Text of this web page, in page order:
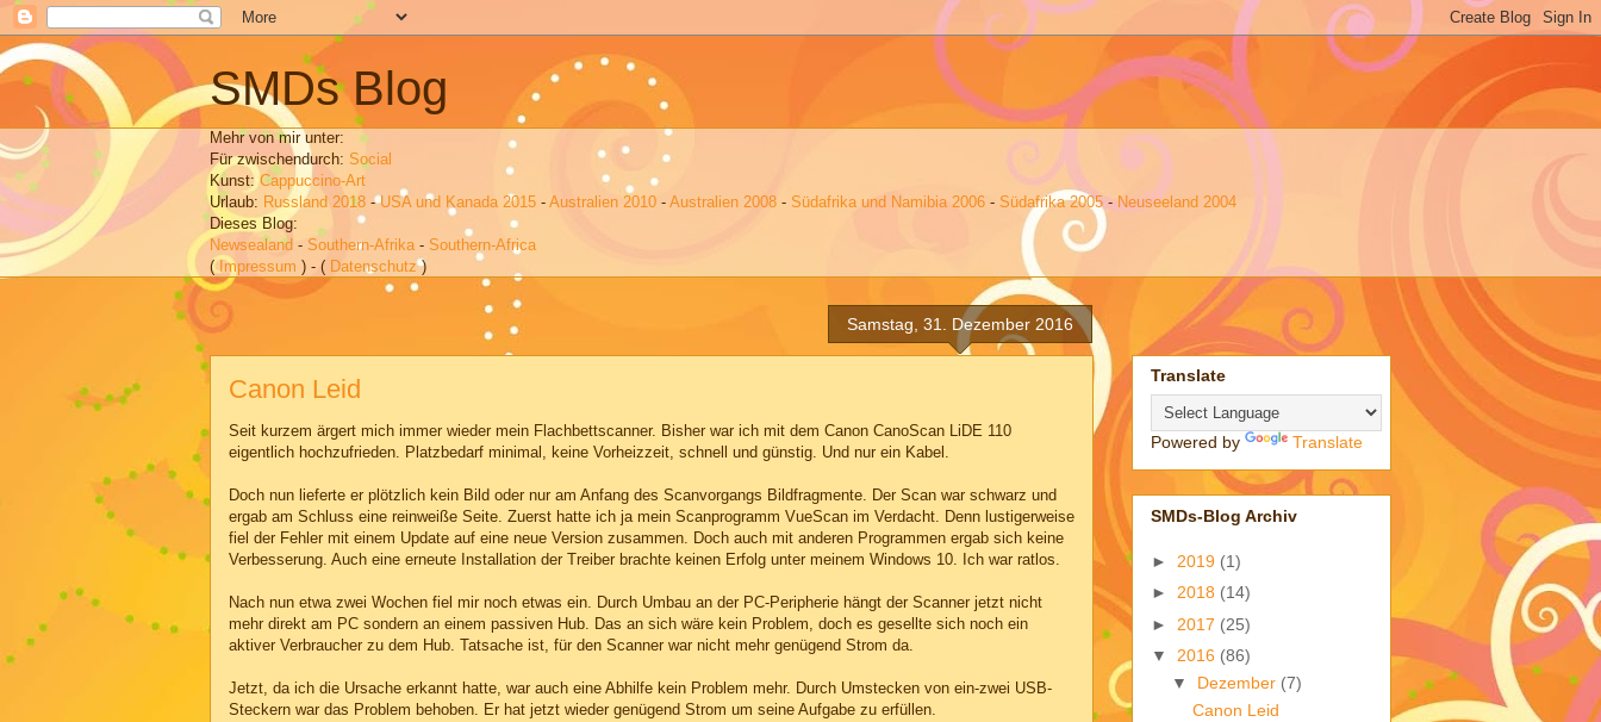
SMDs Blog
Mehr von mir unter:
Für zwischendurch: Social
Kunst: Cappuccino-Art
Urlaub: Russland 2018 -USA und Kanada 2015 - Australien 2010 - Australien 2008 - Südafrika und Namibia 2006 - Südafrika 2005 - Neuseeland 2004
Dieses Blog:
Newsealand - Southern-Afrika - Southern-Africa
( Impressum ) - ( Datenschutz)
Samstag, 31. Dezember 2016
Canon Leid
Seit kurzem ärgert mich immer wieder mein Flachbettscanner. Bisher war ich mit dem Canon CanoScan LiDE 110
eigentlich hochzufrieden. Platzbedarf minimal, keine Vorheizzeit, schnell und günstig. Und nur ein Kabel.
Doch nun lieferte er plötzlich kein Bild oder nur am Anfang des Scanvorgangs Bildfragmente. Der Scan war schwarz und
ergab am Schluss eine reinweiße Seite. Zuerst hatte ich ja mein Scanprogramm VueScan im Verdacht. Denn lustigerweise
fiel der Fehler mit einem Update auf eine neue Version zusammen. Doch auch mit anderen Programmen ergab sich keine
Verbesserung. Auch eine erneute Installation der Treiber brachte keinen Erfolg unter meinem Windows 10. Ich war ratlos.
Nach nun etwa zwei Wochen fiel mir noch etwas ein. Durch Umbau an der PC-Peripherie hängt der Scanner jetzt nicht
mehr direkt am PC sondern an einem passiven Hub. Das an sich wäre kein Problem, doch es gesellte sich noch ein
aktiver Verbraucher zu dem Hub. Tatsache ist, für den Scanner war nicht mehr genügend Strom da.
Jetzt, da ich die Ursache erkannt hatte, war auch eine Abhilfe kein Problem mehr. Durch Umstecken von ein-zwei USB-
Steckern war das Problem behoben. Er hat jetzt wieder genügend Strom um seine Aufgabe zu erfüllen.
Translate
Powered by Translate
SMDs-Blog Archiv
► 2019 (1)
► 2018 (14)
► 2017 (25)
▼ 2016 (86)
▼ Dezember (7)
Canon Leid